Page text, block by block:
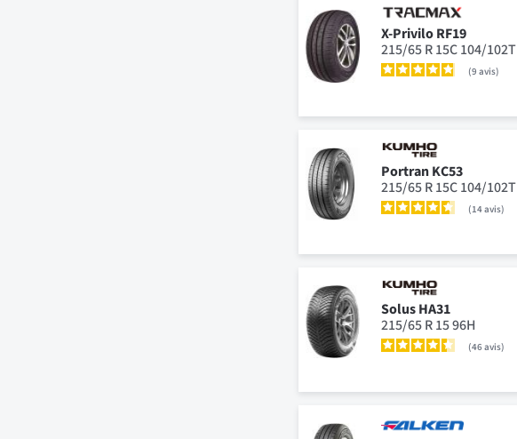
X-Privilo RF19
215/65 R 15C 104/102T
9avis
Portran KC53
215/65 R 15C 104/102T
14avis
Solus HA31
215/65 R 15 96H
46avis